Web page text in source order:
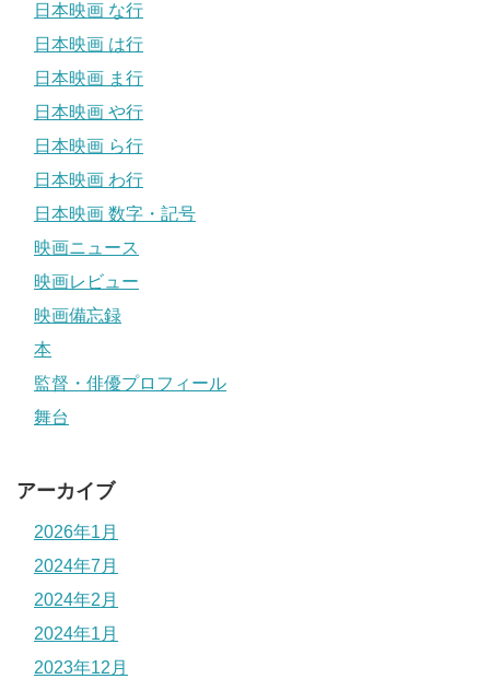
日本映画 な行
日本映画 は行
日本映画 ま行
日本映画 や行
日本映画 ら行
日本映画 わ行
日本映画 数字・記号
映画ニュース
映画レビュー
映画備忘録
本
監督・俳優プロフィール
舞台
アーカイブ
2026年1月
2024年7月
2024年2月
2024年1月
2023年12月